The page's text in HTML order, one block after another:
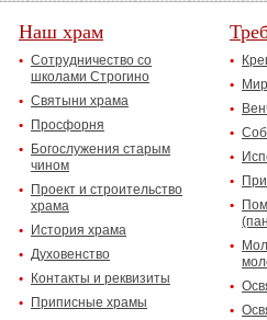
Наш храм
Сотрудничество со
школами Строгино
Святыни храма
Просфорня
Богослужения старым
чином
Проект и строительство
храма
История храма
Духовенство
Контакты и реквизиты
Приписные храмы